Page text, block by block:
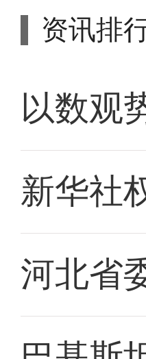
资讯排
以数观
新华社
河北省